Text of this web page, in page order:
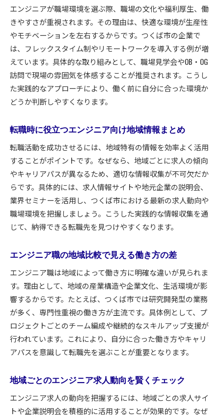
エンジニアが職場環境を選ぶ際、職場の文化や福利厚生、働
きやすさが重視されます。その理由は、快適な環境が生産性
やモチベーションを左右するからです。つくば市の企業で
は、フレックスタイム制やリモートワークを導入する例が増
えています。具体的な取り組みとして、職場見学会やOB・OG
訪問で現場の雰囲気を体感することが推奨されます。こうし
た実践的なアプローチにより、働く前に自分に合った環境か
どうか判断しやすくなります。
転職時に役立つエンジニア向け地域情報まとめ
転職活動を成功させるには、地域特有の情報を効率よく活用
することがポイントです。なぜなら、地域ごとに求人の傾向
やキャリアパスが異なるため、適切な情報収集が不可欠だか
らです。具体的には、求人情報サイトや地元企業の説明会、
業界セミナーを活用し、つくば市における最新の求人動向や
職場環境を把握しましょう。こうした実践的な情報収集を通
じて、納得できる転職先を見つけやすくなります。
エンジニア職の地域比較で見える働き方の差
エンジニア職は地域によって働き方に明確な違いが見られま
す。理由として、地域の産業構造や企業文化、生活環境が影
響するからです。たとえば、つくば市では研究開発型の業務
が多く、専門性重視の働き方が主流です。具体例として、プ
ロジェクトごとのチーム編成や継続的なスキルアップ支援が
行われています。これにより、自分に合った働き方やキャリ
アパスを意識して転職先を選ぶことが重要となります。
地域ごとのエンジニア求人動向を賢くチェック
エンジニア求人の動向を把握するには、地域ごとの求人サイ
トや企業説明会を積極的に活用することが効果的です。なぜ